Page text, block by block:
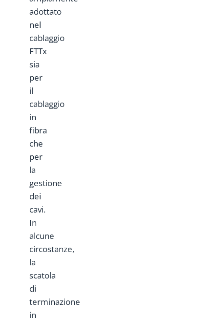
adottato
nel
cablaggio
FTTx
sia
per
il
cablaggio
in
fibra
che
per
la
gestione
dei
cavi.
In
alcune
circostanze,
la
scatola
di
terminazione
in